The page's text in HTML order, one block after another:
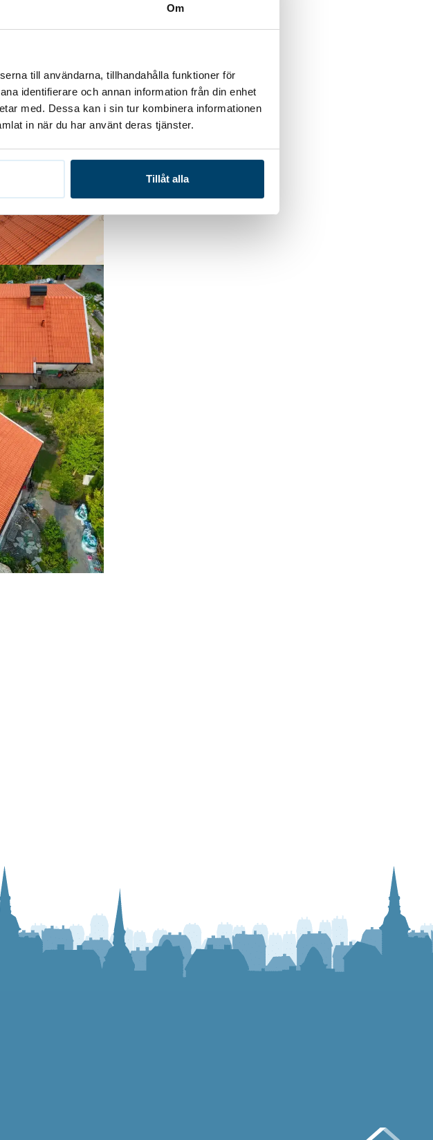
Om
till användarna, tillhandahålla funktioner för
identifierare och annan information från din enhet
med. Dessa kan i sin tur kombinera informationen
in när du har använt deras tjänster.
Tillåt alla